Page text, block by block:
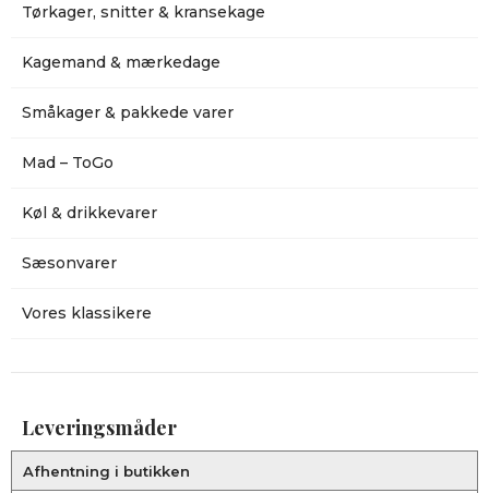
Tørkager, snitter & kransekage
Kagemand & mærkedage
Småkager & pakkede varer
Mad – ToGo
Køl & drikkevarer
Sæsonvarer
Vores klassikere
Leveringsmåder
Afhentning i butikken